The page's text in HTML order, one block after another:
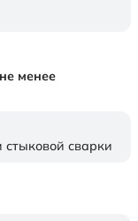
менее
сварки